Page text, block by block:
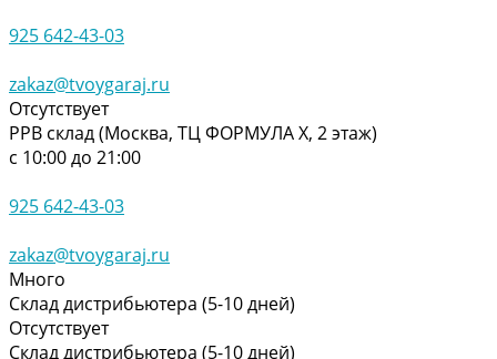
925 642-43-03
zakaz@tvoygaraj.ru
Отсутствует
РРВ склад (Москва, ТЦ ФОРМУЛА Х, 2 этаж)
с 10:00 до 21:00
925 642-43-03
zakaz@tvoygaraj.ru
Много
Склад дистрибьютера (5-10 дней)
Отсутствует
Склад дистрибьютера (5-10 дней)